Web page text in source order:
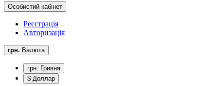
Особистий кабінет
Реєстрація
Авторизація
грн. Валюта
грн. Гривня
$ Доллар